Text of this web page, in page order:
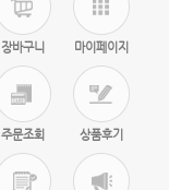
장바구니 마이페이지
주문조회 상품후기